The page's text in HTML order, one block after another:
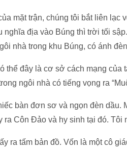
mặt trận, chúng tôi bắt liên
nghĩa địa vào Búng thì trời tối
nhà trong khu Búng, có ánh
thể đây là cơ sở cách mạng của
ngôi nhà có tiếng vọng ra
bàn đơn sơ và ngọn đèn dầu.
ra Côn Đảo và hy sinh tại đó. Tôi
ra tấm bản đồ. Vốn là một cô